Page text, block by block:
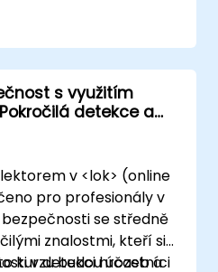
síťového provozu a
o hrozbách.
postupy při práci v
centrech
s využitím
detekce a
v <lok> (online
pro profesionály v
se středně
znalostmi, kteří si
v detekci hrozeb a
kurzu budou účastníci